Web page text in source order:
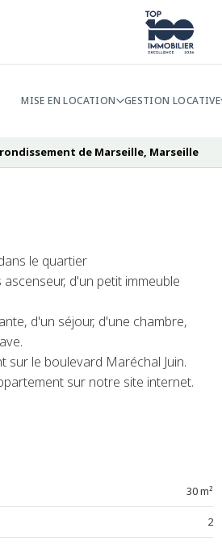
MISE EN LOCATION GESTION LOCATIVE
de Marseille, Marseille
le quartier
d'un petit immeuble
d'un séjour, d'une chambre,
sur le boulevard Maréchal Juin.
sur notre site internet.
30 m²
2